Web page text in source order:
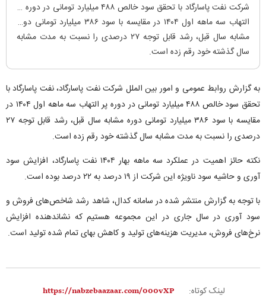
شرکت نفت پاسارگاد با تحقق سود خالص ۴۸۸ میلیارد تومانی در دوره پر
التهاب سه ماهه اول ۱۴۰۴ در مقایسه با سود ۳۸۶ میلیارد تومانی دوره
مشابه سال قبل، رشد قابل توجه ۲۷ درصدی را نسبت به مدت مشابه
سال گذشته خود رقم زده است.
به گزارش روابط عمومی و امور بین الملل شرکت نفت پاسارگاد، نفت پاسارگاد با
تحقق سود خالص ۴۸۸ میلیارد تومانی در دوره پر التهاب سه ماهه اول ۱۴۰۴ در
مقایسه با سود ۳۸۶ میلیارد تومانی دوره مشابه سال قبل، رشد قابل توجه ۲۷
درصدی را نسبت به مدت مشابه سال گذشته خود رقم زده است.
نکته حائز اهمیت در عملکرد سه ماهه بهار ۱۴۰۴ نفت پاسارگاد، افزایش سود
آوری و حاشیه سود ناویژه این شرکت از ۱۹ درصد به ۲۲ درصد بوده است.
با توجه به گزارش منتشر شده در سامانه کدال، شاهد رشد شاخص‌های فروش و
سود آوری در سال جاری در این مجموعه هستیم که نشاندهنده افزایش
نرخ‌های فروش، مدیریت هزینه‌های تولید و کاهش بهای تمام شده تولید است.
لینک کوتاه: